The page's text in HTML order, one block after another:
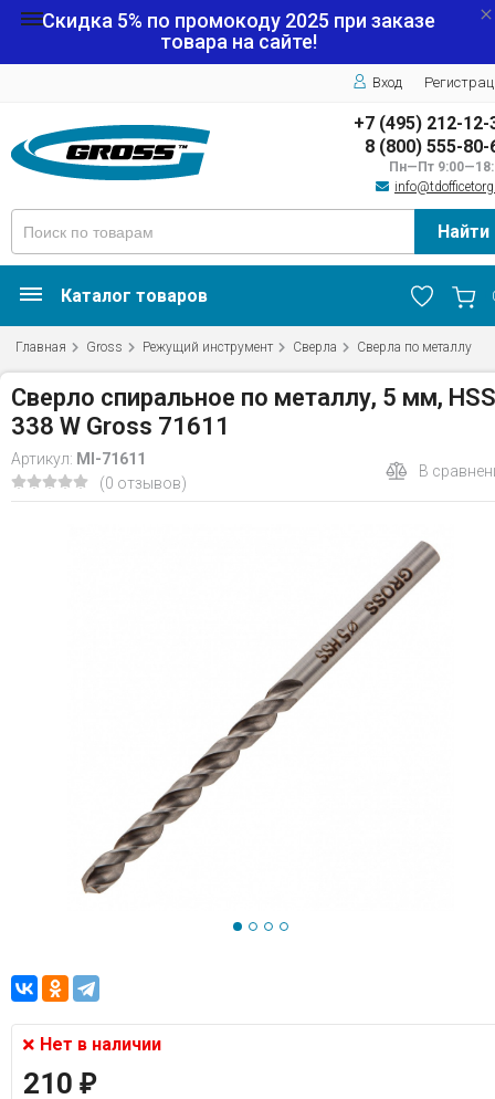
Скидка 5% по промокоду 2025 при заказе
товара на сайте!
Вход
+7 (495) 212-12-
8 (800) 555-80-
Пн—Пт
Найти
Каталог товаров
Главная Gross Режущий инструмент Сверла Сверла по металлу
Сверло спиральное по металлу, 5 мм,
338 W Gross 71611
Артикул: MI-71611
(0 отзывов)
В
Нет в наличии
210 ₽